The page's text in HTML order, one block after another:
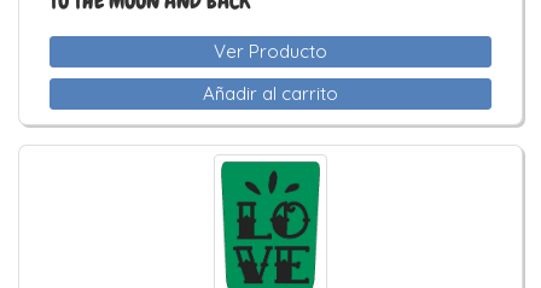
Ver Producto
Añadir al carrito